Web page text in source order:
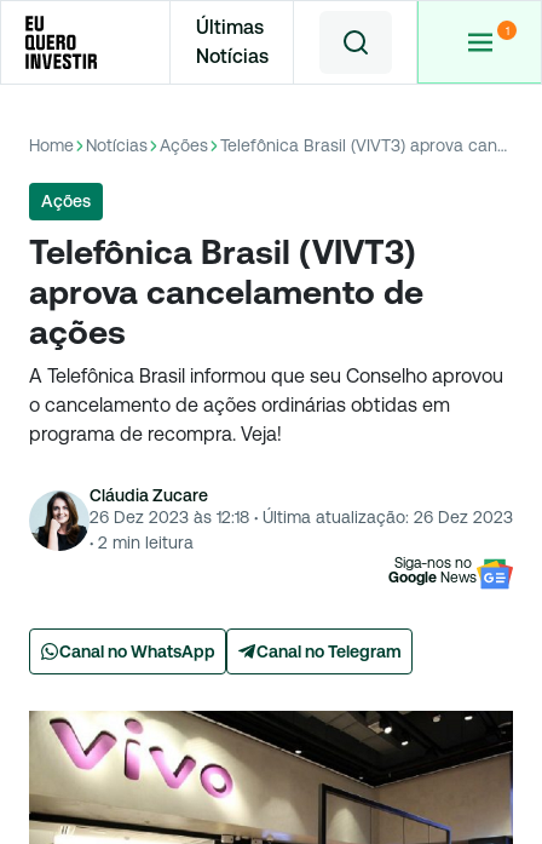
Últimas
Notícias
Home Notícias Ações Telefônica Brasil (VIVT3) aprova cancelamento de ações
Ações
Telefônica Brasil (VIVT3)
aprova cancelamento de
ações
A Telefônica Brasil informou que seu Conselho aprovou
o cancelamento de ações ordinárias obtidas em
programa de recompra. Veja!
Cláudia Zucare
26 Dez 2023 às 12:18 · Última atualização: 26 Dez 2023
· 2 min leitura
Siga-nos no
Google News
Canal no WhatsApp Canal no Telegram